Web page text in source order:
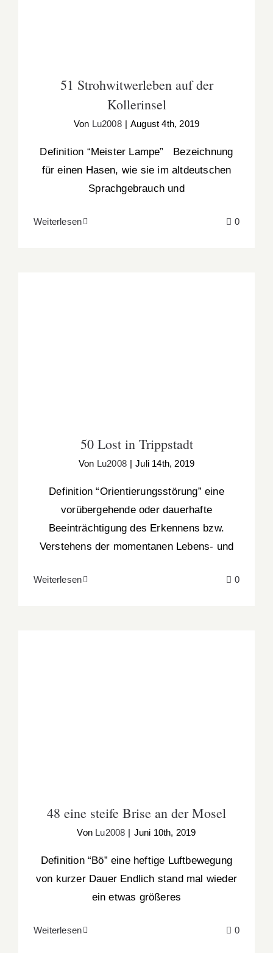
51 Strohwitwerleben auf der
Kollerinsel
Von Lu2008 | August 4th, 2019
Definition “Meister Lampe” Bezeichnung
für einen Hasen, wie sie im altdeutschen
Sprachgebrauch und
Weiterlesen 0
50 Lost in Trippstadt
Von Lu2008 | Juli 14th, 2019
Definition “Orientierungsstörung” eine
vorübergehende oder dauerhafte
Beeinträchtigung des Erkennens bzw.
Verstehens der momentanen Lebens- und
Weiterlesen 0
48 eine steife Brise an der Mosel
Von Lu2008 | Juni 10th, 2019
Definition “Bö” eine heftige Luftbewegung
von kurzer Dauer Endlich stand mal wieder
ein etwas größeres
Weiterlesen 0